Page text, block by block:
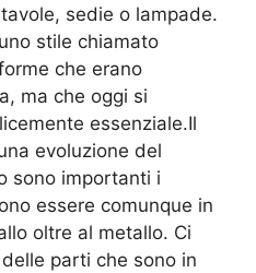
sedie o lampade.
stile chiamato
che erano
ma che oggi si
essenziale.Il
evoluzione del
sono importanti i
essere comunque in
oltre al metallo. Ci
parti che sono in